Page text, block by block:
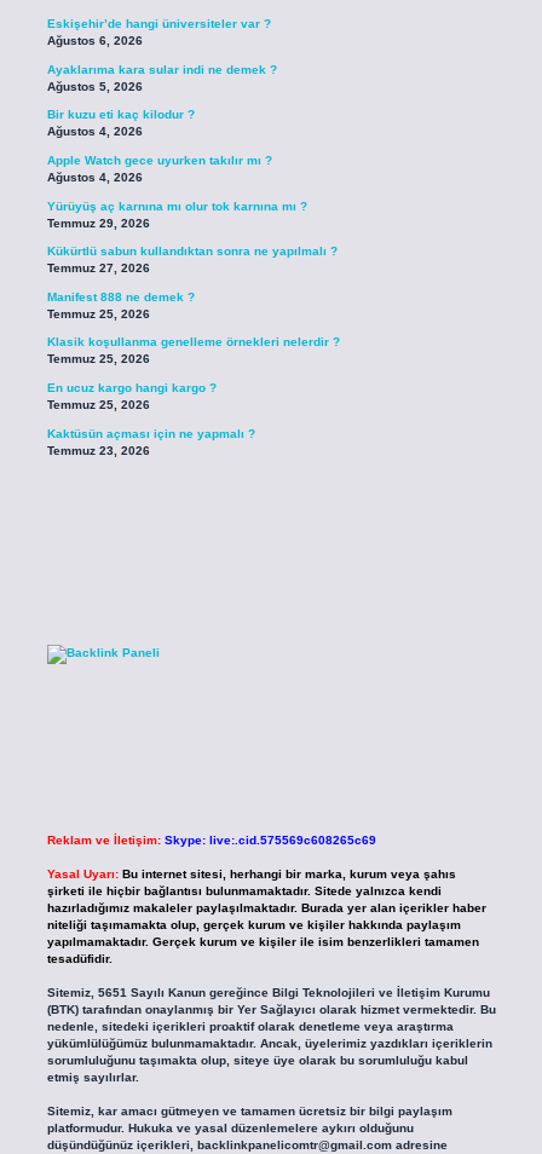
Eskişehir’de hangi üniversiteler var ?
Ağustos 6, 2026
Ayaklarıma kara sular indi ne demek ?
Ağustos 5, 2026
Bir kuzu eti kaç kilodur ?
Ağustos 4, 2026
Apple Watch gece uyurken takılır mı ?
Ağustos 4, 2026
Yürüyüş aç karnına mı olur tok karnına mı ?
Temmuz 29, 2026
Kükürtlü sabun kullandıktan sonra ne yapılmalı ?
Temmuz 27, 2026
Manifest 888 ne demek ?
Temmuz 25, 2026
Klasik koşullanma genelleme örnekleri nelerdir ?
Temmuz 25, 2026
En ucuz kargo hangi kargo ?
Temmuz 25, 2026
Kaktüsün açması için ne yapmalı ?
Temmuz 23, 2026
Reklam ve İletişim: Skype: live:.cid.575569c608265c69
Yasal Uyarı: Bu internet sitesi, herhangi bir marka, kurum veya şahıs
şirketi ile hiçbir bağlantısı bulunmamaktadır. Sitede yalnızca kendi
hazırladığımız makaleler paylaşılmaktadır. Burada yer alan içerikler haber
niteliği taşımamakta olup, gerçek kurum ve kişiler hakkında paylaşım
yapılmamaktadır. Gerçek kurum ve kişiler ile isim benzerlikleri tamamen
tesadüfidir.
Sitemiz, 5651 Sayılı Kanun gereğince Bilgi Teknolojileri ve İletişim Kurumu
(BTK) tarafından onaylanmış bir Yer Sağlayıcı olarak hizmet vermektedir. Bu
nedenle, sitedeki içerikleri proaktif olarak denetleme veya araştırma
yükümlülüğümüz bulunmamaktadır. Ancak, üyelerimiz yazdıkları içeriklerin
sorumluluğunu taşımakta olup, siteye üye olarak bu sorumluluğu kabul
etmiş sayılırlar.
Sitemiz, kar amacı gütmeyen ve tamamen ücretsiz bir bilgi paylaşım
platformudur. Hukuka ve yasal düzenlemelere aykırı olduğunu
düşündüğünüz içerikleri, backlinkpanelicomtr@gmail.comadresine